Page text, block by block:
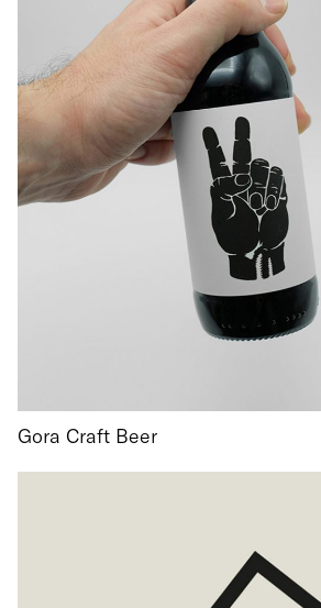
Gora Craft Beer